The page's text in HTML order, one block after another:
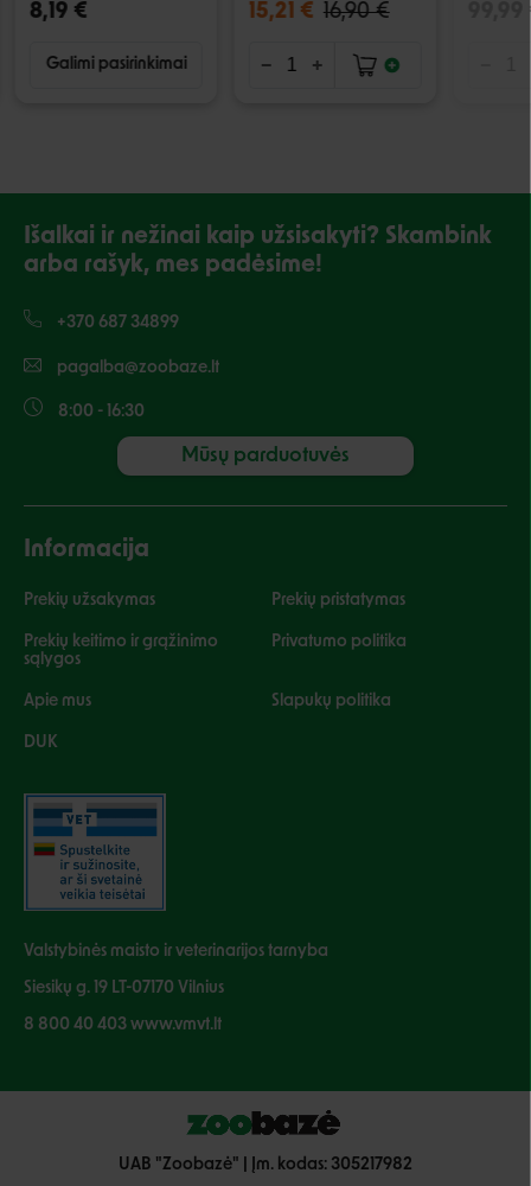
8,19 €
Galimi pasirinkimai
15,21 € 16,90 € 99,99
Išalkai ir nežinai kaip užsisakyti? Skambink
arba rašyk, mes padėsime!
+370 687 34899
pagalba@zoobaze.lt
8:00 - 16:30
Mūsų parduotuvės
Informacija
Prekių užsakymas Prekių pristatymas
Prekių keitimo ir grąžinimo
sąlygos
Privatumo politika
Apie mus Slapukų politika
DUK
Valstybinės maisto ir veterinarijos tarnyba
Siesikų g. 19 LT-07170 Vilnius
8 800 40 403 www.vmvt.lt
UAB "Zoobazė" | Įm. kodas: 305217982